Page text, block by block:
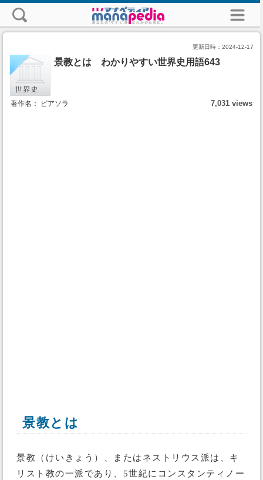
更新日時： 2024-12-17
景教とは わかりやすい世界史用語643
著作名： ピアソラ 7,031 views
景教とは
景教（けいきょう）、またはネストリウス派は、キ
リスト教の一派であり、5世紀にコンスタンティノー